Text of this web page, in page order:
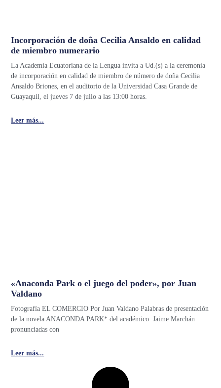
Incorporación de doña Cecilia Ansaldo en calidad
de miembro numerario
La Academia Ecuatoriana de la Lengua invita a Ud.(s) a la ceremonia
de incorporación en calidad de miembro de número de doña Cecilia
Ansaldo Briones, en el auditorio de la Universidad Casa Grande de
Guayaquil, el jueves 7 de julio a las 13:00 horas.
Leer más...
«Anaconda Park o el juego del poder», por Juan
Valdano
Fotografía EL COMERCIO Por Juan Valdano Palabras de presentación
de la novela ANACONDA PARK* del académico Jaime Marchán
pronunciadas con
Leer más...